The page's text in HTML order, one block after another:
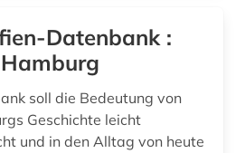
Datenbank :
soll die Bedeutung von
Geschichte leicht
und in den Alltag von heute